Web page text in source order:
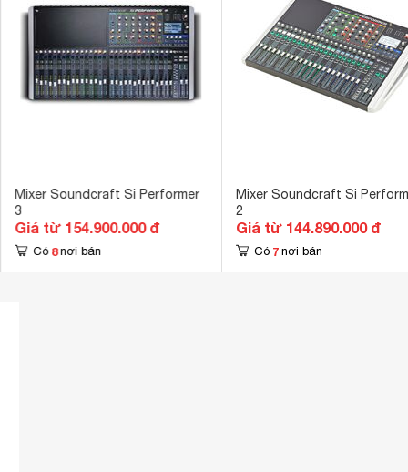
Mixer Soundcraft Si Performer
3
Giá từ 154.900.000 đ
Có 8 nơi bán
Mixer Soundcraft Si
2
Giá từ 144.890.000 đ
Có 7 nơi bán